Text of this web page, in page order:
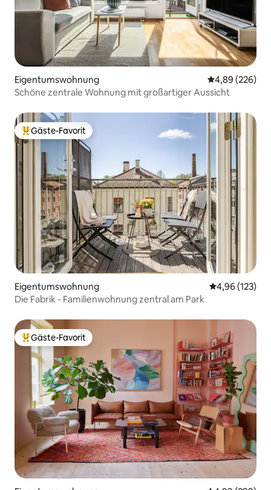
Eigentumswohnung
4,89 (226)
Schöne zentrale Wohnung mit großartiger Aussicht
Beliebter Gäste-Favorit.
Gäste-Favorit
Eigentumswohnung
4,96 (123)
Die Fabrik - Familienwohnung zentral am Park
Beliebter Gäste-Favorit.
Gäste-Favorit